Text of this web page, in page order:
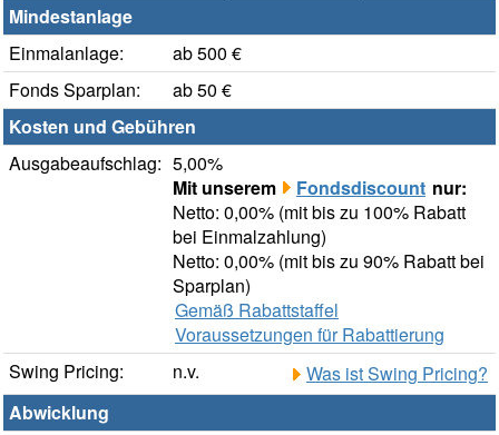
Mindestanlage
Einmalanlage:
ab 500 €
Fonds Sparplan:
ab 50 €
Kosten und Gebühren
Ausgabeaufschlag: 5,00%
Mit unserem
Fondsdiscount nur:
Netto: 0,00% (mit bis zu 100% Rabatt
bei Einmalzahlung)
Netto: 0,00% (mit bis zu 90% Rabatt bei
Sparplan)
Gemäß Rabattstaffel
Voraussetzungen für Rabattierung
Swing Pricing:
n.v.
Was ist Swing Pricing?
Abwicklung